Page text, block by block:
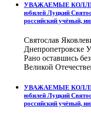
УВАЖАЕМЫЕ
юбилей Луцкий
российский учёный,
Святослав
Днепропетровске
Рано оставшись
Великой
УВАЖАЕМЫЕ
юбилей Луцкий
российский учёный,